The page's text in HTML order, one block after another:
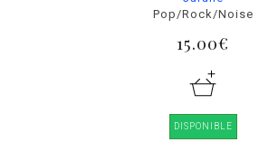
Pop/Rock/Noise
15.00€
DISPONIBLE